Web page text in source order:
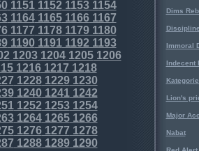
11511152 11531154
1164116511661167
1177 117811791180
119011911192 1193
1203120412051206
12161217 1218
122812291230
124012411242
1252 12531254
126412651266
12761277 1278
128812891290
Dims
Immoral
Indecent
Lion's
Major
Nabat